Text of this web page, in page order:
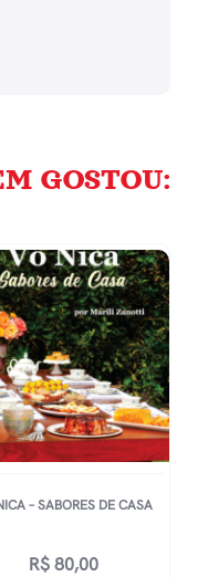
GOSTOU:
– SABORES DE CASA
R$80,00